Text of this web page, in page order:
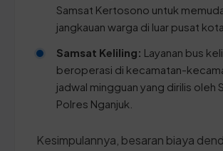
Samsat Kertosono untuk
jangkauan warga di luar pusat kota.
Samsat Keliling: Layanan bus
beroperasi di kecamatan-
jadwal mingguan yang dirilis oleh
Polres Nganjuk.
Kesimpulannya, besaran biaya